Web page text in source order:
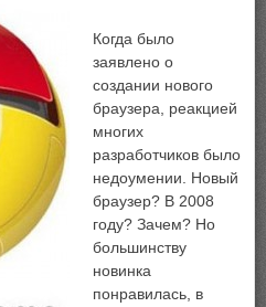
Когда было
заявлено о
создании нового
браузера, реакцией
многих
разработчиков было
недоумении. Новый
браузер? В 2008
году? Зачем? Но
большинству
новинка
понравилась, в